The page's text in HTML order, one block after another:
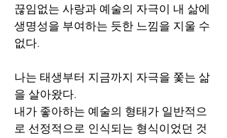
끊임없는 사랑과 예술의 자극이 내 삶에
생명성을 부여하는 듯한 느낌을 지울 수
없다.
나는 태생부터 지금까지 자극을 쫓는 삶
을 살아왔다.
내가 좋아하는 예술의 형태가 일반적으
로 선정적으로 인식되는 형식이었던 것